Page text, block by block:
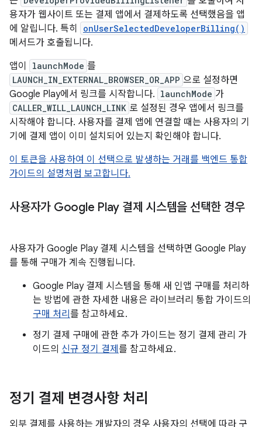
용자가 웹사이트 또는 결제 앱에서 결제하도록 선택했음을 앱
에 알립니다. 특히
onUserSelectedDeveloperBilling()
메서드가 호출됩니다.
앱이
launchMode 를
LAUNCH_IN_EXTERNAL_BROWSER_OR_APP 으로 설정하면
Google Play에서 링크를 시작합니다. launchMode 가
CALLER_WILL_LAUNCH_LINK 로 설정된 경우 앱에서 링크를
시작해야 합니다. 사용자를 결제 앱에 연결할 때는 사용자의 기
기에 결제 앱이 이미 설치되어 있는지 확인해야 합니다.
이 토큰을 사용하여 이 선택으로 발생하는 거래를 백엔드 통합
가이드의 설명처럼 보고합니다.
사용자가 Google Play 결제 시스템을 선택한 경우
사용자가 Google Play 결제 시스템을 선택하면 Google Play
를 통해 구매가 계속 진행됩니다.
Google Play 결제 시스템을 통해 새 인앱 구매를 처리하
는 방법에 관한 자세한 내용은 라이브러리 통합 가이드의
구매 처리 를 참고하세요.
정기 결제 구매에 관한 추가 가이드는 정기 결제 관리 가
이드의 신규 정기 결제 를 참고하세요.
정기 결제 변경사항 처리
외부 결제를 사용하는 개발자의 경우 사용자의 선택에 따라 구